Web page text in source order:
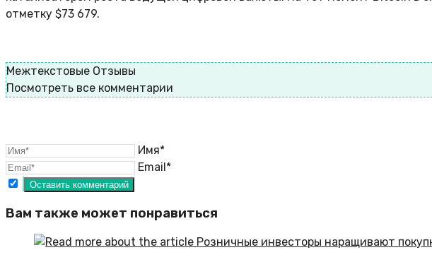
отметку $73 679.
Межтекстовые Отзывы
Посмотреть все комментарии
Имя*
Email*
Вам также может понравиться